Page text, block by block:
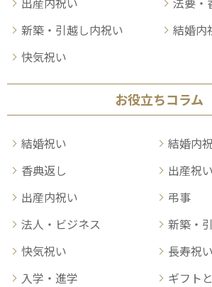
新築・引越し内祝い
結婚内
快気祝い
お役立ちコラム
結婚祝い
結婚内
香典返し
出産祝い
出産内祝い
弔事
法人・ビジネス
新築・
快気祝い
長寿祝い
入学・進学
ギフト